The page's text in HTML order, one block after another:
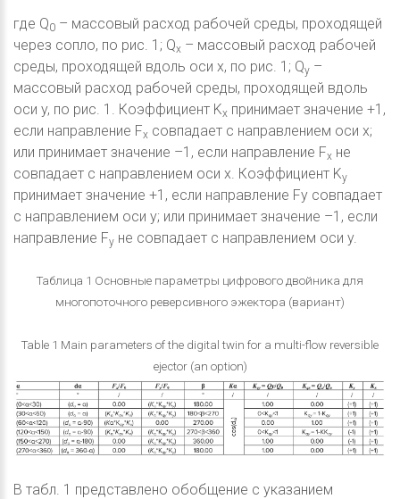
где Q0 – массовый расход рабочей среды, проходящей
через сопло, по рис. 1; Qx – массовый расход рабочей
среды, проходящей вдоль оси x, по рис. 1; Qy –
массовый расход рабочей среды, проходящей вдоль
оси y, по рис. 1. Коэффициент Kx принимает значение +1,
если направление Fx совпадает с направлением оси x;
или принимает значение –1, если направление Fx не
совпадает с направлением оси x. Коэффициент Ky
принимает значение +1, если направление Fy совпадает
с направлением оси y; или принимает значение –1, если
направление Fy не совпадает с направлением оси y.
Таблица 1 Основные параметры цифрового двойника для
многопоточного реверсивного эжектора (вариант)
Table 1 Main parameters of the digital twin for a multi-flow reversible
ejector (an option)
В табл. 1 представлено обобщение с указанием